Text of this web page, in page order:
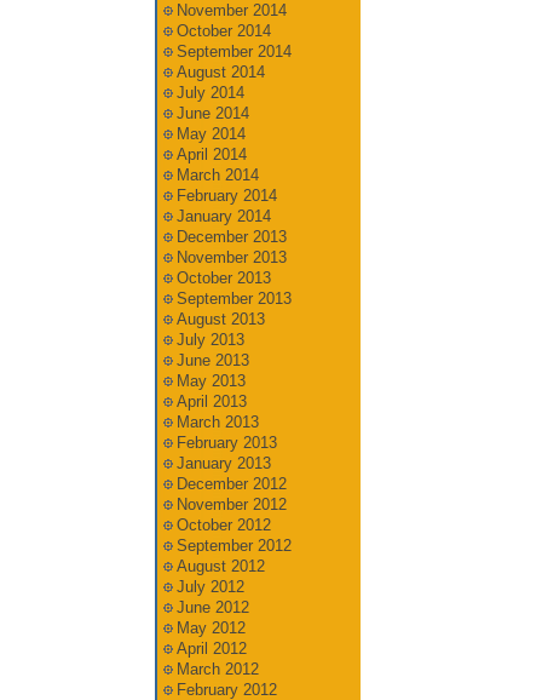
November 2014
October 2014
September 2014
August 2014
July 2014
June 2014
May 2014
April 2014
March 2014
February 2014
January 2014
December 2013
November 2013
October 2013
September 2013
August 2013
July 2013
June 2013
May 2013
April 2013
March 2013
February 2013
January 2013
December 2012
November 2012
October 2012
September 2012
August 2012
July 2012
June 2012
May 2012
April 2012
March 2012
February 2012